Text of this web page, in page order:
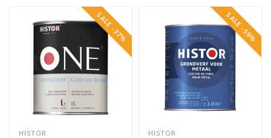
SALE -37%
HISTOR
SALE -59%
HISTOR